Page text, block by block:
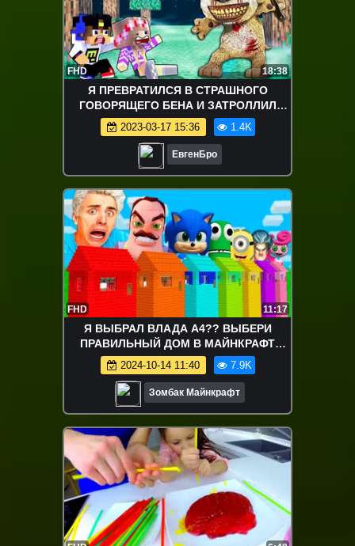
FHD 18:38
Я ПРЕВРАТИЛСЯ В СТРАШНОГО
ГОВОРЯЩЕГО БЕНА И ЗАТРОЛЛИЛ
ДРУЗЕЙ в МАЙНКРАФТ ! ВИДЕО
ТРОЛЛИНГ MINECRAFT
2023-03-17 15:36 1.4K
ЕвгенБро
FHD 11:17
Я ВЫБРАЛ ВЛАДА А4?? ВЫБЕРИ
ПРАВИЛЬНЫЙ ДОМ В МАЙНКРАФТ
ЗОМБАК
2024-10-14 11:40 7.9K
Зомбак Майнкрафт